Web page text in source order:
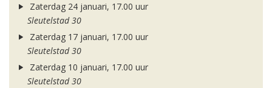
Zaterdag 24 januari, 17.00 uur
Sleutelstad 30
Zaterdag 17 januari, 17.00 uur
Sleutelstad 30
Zaterdag 10 januari, 17.00 uur
Sleutelstad 30